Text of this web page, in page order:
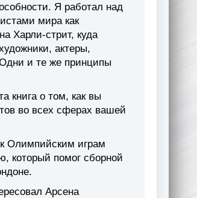
Я работал над
мира как
Харли-стрит, куда
актеры,
и те же принципы
книга о том, как вы
во всех сферах вашей
Олимпийским играм
который помог сборной
Арсена